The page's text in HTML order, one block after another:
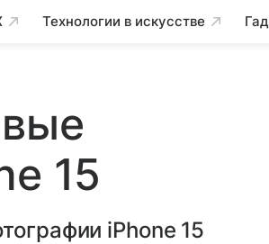
Технологии в искусстве
15
iPhone 15